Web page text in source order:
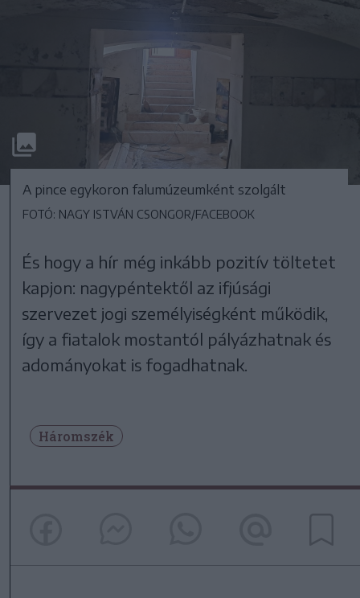
A pince egykoron falumúzeumként szolgált
FOTÓ: NAGY ISTVÁN CSONGOR/FACEBOOK
És hogy a hír még inkább pozitív töltetet
kapjon: nagypéntektől az ifjúsági
szervezet jogi személyiségként működik,
így a fiatalok mostantól pályázhatnak és
adományokat is fogadhatnak.
Háromszék